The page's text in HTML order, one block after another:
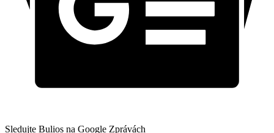
Sledujte Bulios na Google Zprávách